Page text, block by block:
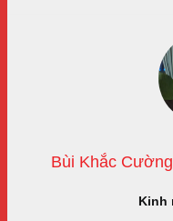
Bùi Khắc
Kinh